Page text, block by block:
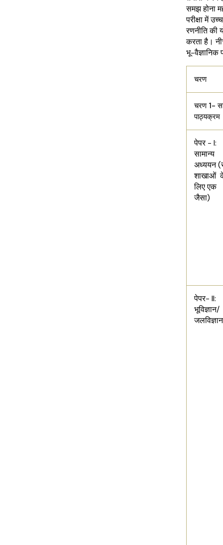
समझ होना
परीक्षा में
रणनीति की
करता है।
भू-वैज्ञानिक
चरण
चरण 1-
पाठ्यक्रम
पेपर - I:
सामान्य
अध्ययन
शाखाओं
लिए एक
जैसा)
पेपर- II:
भूविज्ञान/
जलविज्ञान